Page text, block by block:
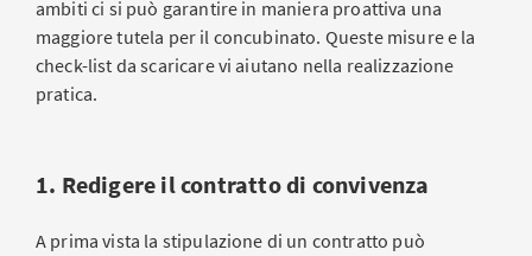
ambiti ci si può garantire in maniera proattiva una
maggiore tutela per il concubinato. Queste misure e la
check-list da scaricare vi aiutano nella realizzazione
pratica.
1. Redigere il contratto di convivenza
A prima vista la stipulazione di un contratto può